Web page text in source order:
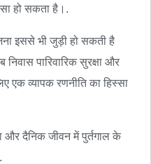
हो सकता है।.
इससे भी जुड़ी हो सकती है
पारिवारिक सुरक्षा और
एक व्यापक रणनीति का हिस्सा
और दैनिक जीवन में पुर्तगाल के